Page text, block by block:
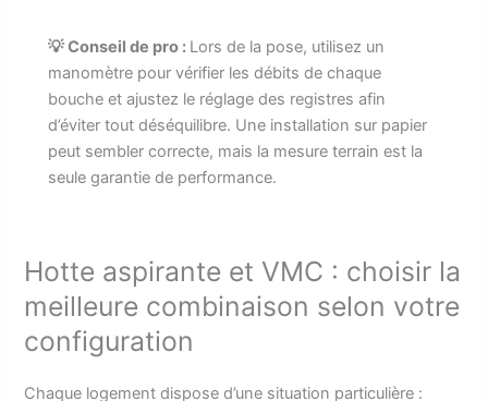
💡 Conseil de pro : Lors de la pose, utilisez un
manomètre pour vérifier les débits de chaque
bouche et ajustez le réglage des registres afin
d’éviter tout déséquilibre. Une installation sur papier
peut sembler correcte, mais la mesure terrain est la
seule garantie de performance.
Hotte aspirante et VMC : choisir la
meilleure combinaison selon votre
configuration
Chaque logement dispose d’une situation particulière :